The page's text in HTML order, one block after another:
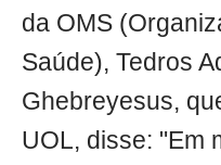
da OMS
Saúde), Tedros
Ghebreyesus,
UOL, disse: "Em